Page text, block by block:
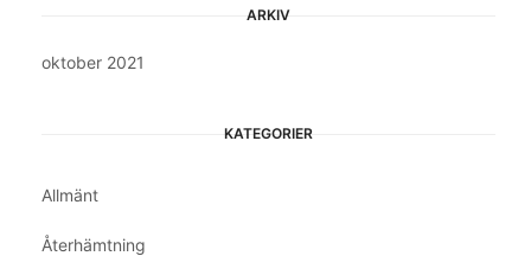
ARKIV
oktober 2021
KATEGORIER
Allmänt
Återhämtning